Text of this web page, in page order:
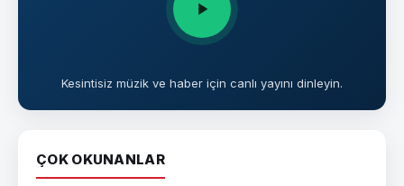
Kesintisiz müzik ve haber için canlı yayını dinleyin.
ÇOK OKUNANLAR